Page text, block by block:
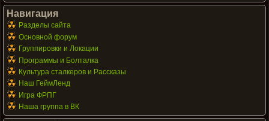
Навигация
Разделы сайта
Основной форум
Группировки и Локации
Программы и Болталка
Культура сталкеров и Рассказы
Наш ГеймЛенд
Игра ФРПГ
Наша группа в ВК